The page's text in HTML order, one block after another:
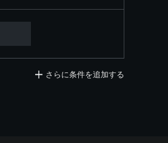
さらに条件を追加する